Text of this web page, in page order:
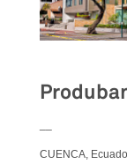
CUENCA,